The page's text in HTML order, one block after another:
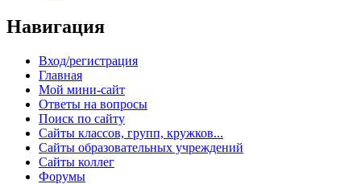
Навигация
Вход/регистрация
Главная
Мой мини-сайт
Ответы на вопросы
Поиск по сайту
Сайты классов, групп, кружков...
Сайты образовательных учреждений
Сайты коллег
Форумы